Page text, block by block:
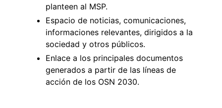
planteen al MSP.
Espacio de noticias, comunicaciones,
informaciones relevantes, dirigidos a la
sociedad y otros públicos.
Enlace a los principales documentos
generados a partir de las líneas de
acción de los OSN 2030.